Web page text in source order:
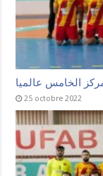
الخامس عالميا
25 octobre 2022